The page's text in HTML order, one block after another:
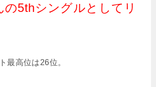
の5thシングルとしてリ
最高位は26位。